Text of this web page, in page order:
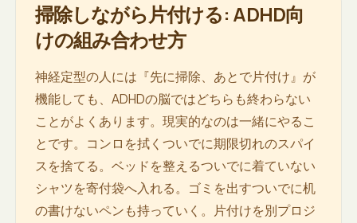
掃除しながら片付ける: ADHD向
けの組み合わせ方
神経定型の人には『先に掃除、あとで片付け』が
機能しても、ADHDの脳ではどちらも終わらない
ことがよくあります。現実的なのは一緒にやるこ
とです。コンロを拭くついでに期限切れのスパイ
スを捨てる。ベッドを整えるついでに着ていない
シャツを寄付袋へ入れる。ゴミを出すついでに机
の書けないペンも持っていく。片付けを別プロジ